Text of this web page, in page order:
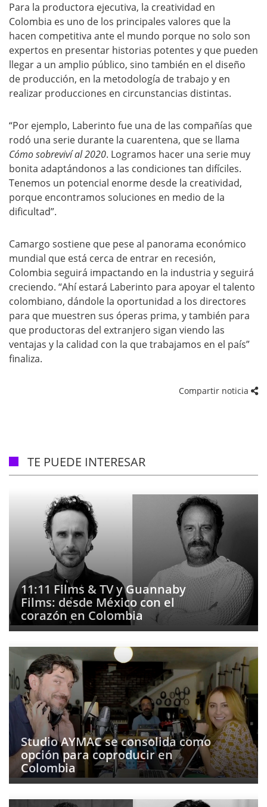
Para la productora ejecutiva, la creatividad en
Colombia es uno de los principales valores que la
hacen competitiva ante el mundo porque no solo son
expertos en presentar historias potentes y que pueden
llegar a un amplio público, sino también en el diseño
de producción, en la metodología de trabajo y en
realizar producciones en circunstancias distintas.
“Por ejemplo, Laberinto fue una de las compañías que
rodó una serie durante la cuarentena, que se llama
Cómo sobreviví al 2020. Logramos hacer una serie muy
bonita adaptándonos a las condiciones tan difíciles.
Tenemos un potencial enorme desde la creatividad,
porque encontramos soluciones en medio de la
dificultad”.
Camargo sostiene que pese al panorama económico
mundial que está cerca de entrar en recesión,
Colombia seguirá impactando en la industria y seguirá
creciendo. “Ahí estará Laberinto para apoyar el talento
colombiano, dándole la oportunidad a los directores
para que muestren sus óperas prima, y también para
que productoras del extranjero sigan viendo las
ventajas y la calidad con la que trabajamos en el país”
finaliza.
Compartir noticia
TE PUEDE INTERESAR
11:11 Films & TV y Guannaby
Films: desde México con el
corazón en Colombia
Studio AYMAC se consolida como
opción para coproducir en
Colombia